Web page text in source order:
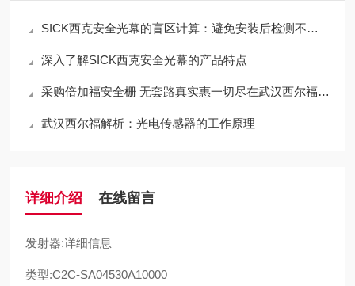
SICK西克安全光幕的盲区计算：避免安装后检测不到手指
深入了解SICK西克安全光幕的产品特点
采购倍加福安全栅 无套路真实惠一切尽在武汉西尔福贸易
武汉西尔福解析：光电传感器的工作原理
详细介绍 在线留言
发射器:详细信息
类型:C2C-SA04530A10000